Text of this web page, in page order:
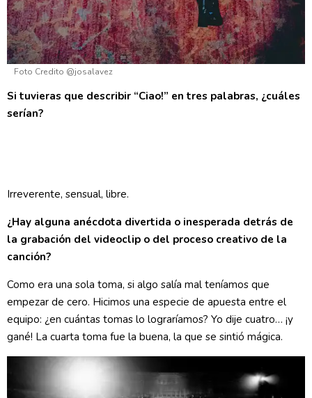
Foto Credito @josalavez
Si tuvieras que describir “Ciao!” en tres palabras, ¿cuáles
serían?
Irreverente, sensual, libre.
¿Hay alguna anécdota divertida o inesperada detrás de
la grabación del videoclip o del proceso creativo de la
canción?
Como era una sola toma, si algo salía mal teníamos que
empezar de cero. Hicimos una especie de apuesta entre el
equipo: ¿en cuántas tomas lo lograríamos? Yo dije cuatro… ¡y
gané! La cuarta toma fue la buena, la que se sintió mágica.